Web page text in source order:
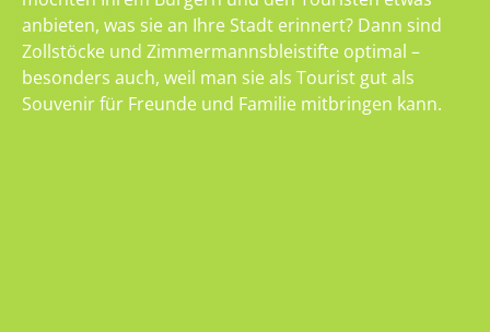
anbieten, was sie an Ihre Stadt erinnert? Dann sind
Zollstöcke und Zimmermannsbleistifte optimal –
besonders auch, weil man sie als Tourist gut als
Souvenir für Freunde und Familie mitbringen kann.